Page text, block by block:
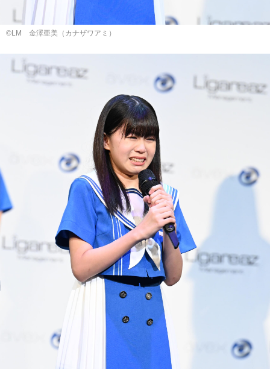
©LM ⾦澤亜美（カナザワアミ）